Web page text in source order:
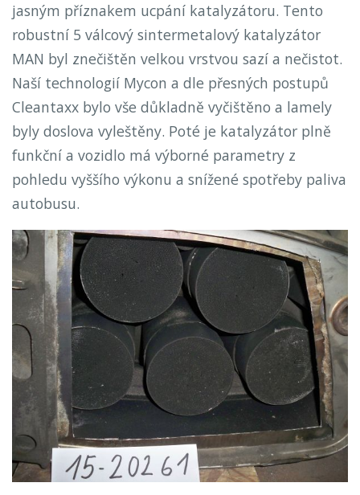
jasným příznakem ucpání katalyzátoru. Tento
robustní 5 válcový sintermetalový katalyzátor
MAN byl znečištěn velkou vrstvou sazí a nečistot.
Naší technologií Mycon a dle přesných postupů
Cleantaxx bylo vše důkladně vyčištěno a lamely
byly doslova vyleštěny. Poté je katalyzátor plně
funkční a vozidlo má výborné parametry z
pohledu vyššího výkonu a snížené spotřeby paliva
autobusu.